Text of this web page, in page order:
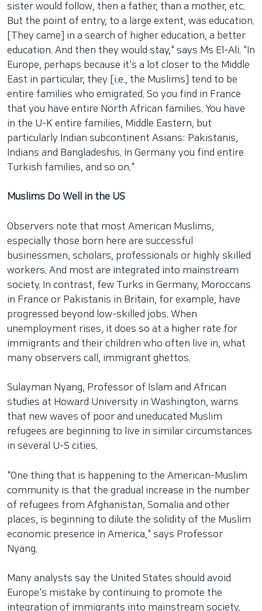
sister would follow, then a father, than a mother, etc.
But the point of entry, to a large extent, was education.
[They came] in a search of higher education, a better
education. And then they would stay," says Ms El-Ali. "In
Europe, perhaps because it's a lot closer to the Middle
East in particular, they [i.e., the Muslims] tend to be
entire families who emigrated. So you find in France
that you have entire North African families. You have
in the U-K entire families, Middle Eastern, but
particularly Indian subcontinent Asians: Pakistanis,
Indians and Bangladeshis. In Germany you find entire
Turkish families, and so on."
Muslims Do Well in the US
Observers note that most American Muslims,
especially those born here are successful
businessmen, scholars, professionals or highly skilled
workers. And most are integrated into mainstream
society. In contrast, few Turks in Germany, Moroccans
in France or Pakistanis in Britain, for example, have
progressed beyond low-skilled jobs. When
unemployment rises, it does so at a higher rate for
immigrants and their children who often live in, what
many observers call, immigrant ghettos.
Sulayman Nyang, Professor of Islam and African
studies at Howard University in Washington, warns
that new waves of poor and uneducated Muslim
refugees are beginning to live in similar circumstances
in several U-S cities.
"One thing that is happening to the American-Muslim
community is that the gradual increase in the number
of refugees from Afghanistan, Somalia and other
places, is beginning to dilute the solidity of the Muslim
economic presence in America," says Professor
Nyang.
Many analysts say the United States should avoid
Europe's mistake by continuing to promote the
integration of immigrants into mainstream society,